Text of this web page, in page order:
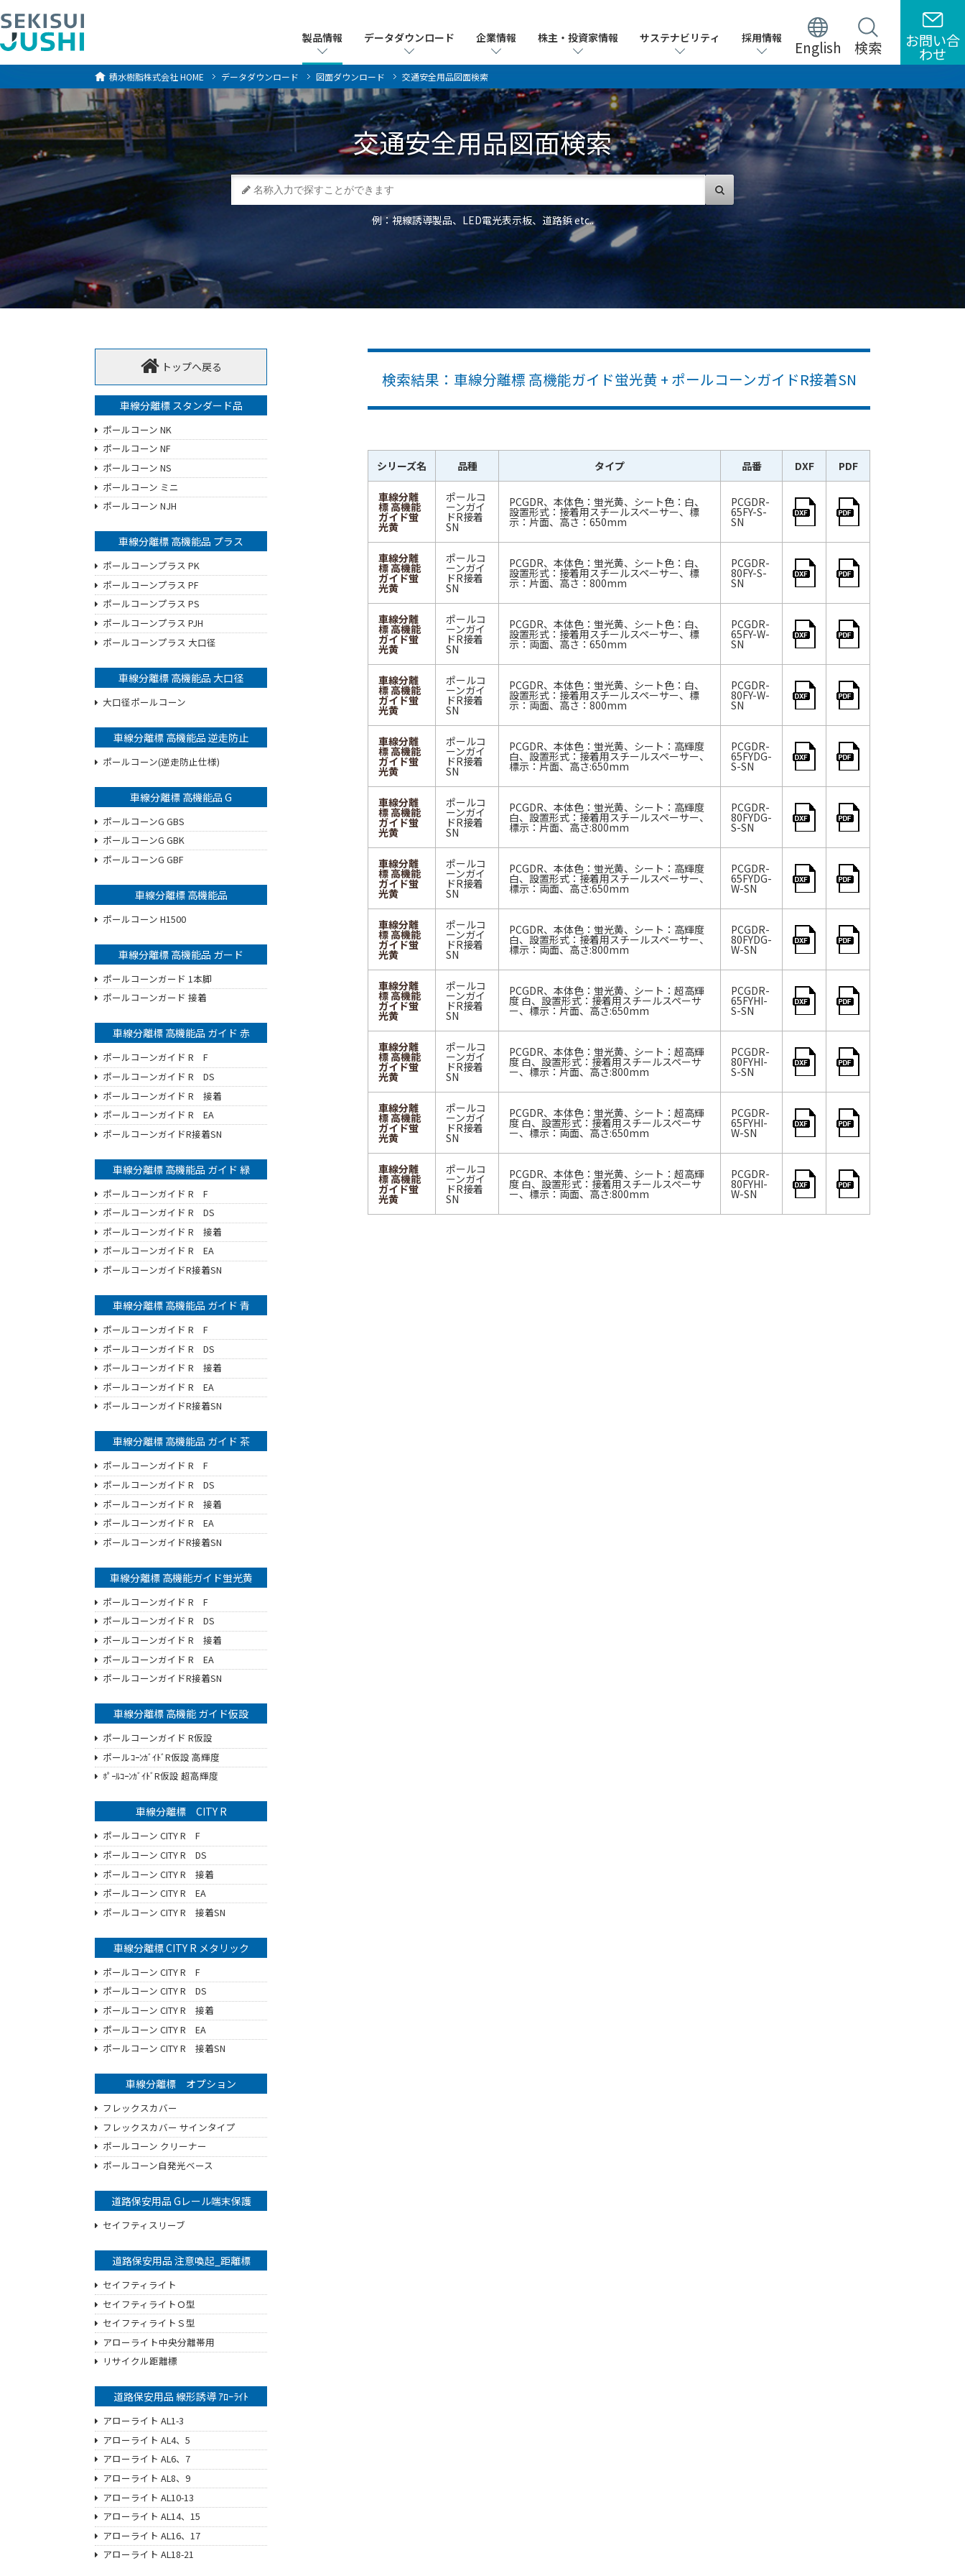
製品情報 データダウンロード 企業情報 株主・投資家情報 サステナビリティ 採用情報 English 検索 お問い合
わせ
製品情報 データダウンロード 企業情報 株主・投資家情報 サステナビリティ 採用情報 English 検索 お問い合
わせ
積水樹脂株式会社HOME データダウンロード 図面ダウンロード 交通安全用品図面検索
交通安全用品図面検索
例：視線誘導製品、LED電光表示板、道路鋲 etc..
検索結果：車線分離標 高機能ガイド蛍光黄 + ポールコーンガイドR接着SN
シリーズ名 品種 タイプ 品番 DXF PDF
車線分離
標 高機能
ガイド蛍
光黄
ポールコ
ーンガイ
ドR接着
SN
PCGDR、本体色：蛍光黄、シート色：白、
設置形式：接着用スチールスペーサー、標
示：片面、高さ：650mm
PCGDR-
65FY-S-
SN
車線分離
標 高機能
ガイド蛍
光黄
ポールコ
ーンガイ
ドR接着
SN
PCGDR、本体色：蛍光黄、シート色：白、
設置形式：接着用スチールスペーサー、標
示：片面、高さ：800mm
PCGDR-
80FY-S-
SN
車線分離
標 高機能
ガイド蛍
光黄
ポールコ
ーンガイ
ドR接着
SN
PCGDR、本体色：蛍光黄、シート色：白、
設置形式：接着用スチールスペーサー、標
示：両面、高さ：650mm
PCGDR-
65FY-W-
SN
車線分離
標 高機能
ガイド蛍
光黄
ポールコ
ーンガイ
ドR接着
SN
PCGDR、本体色：蛍光黄、シート色：白、
設置形式：接着用スチールスペーサー、標
示：両面、高さ：800mm
PCGDR-
80FY-W-
SN
車線分離
標 高機能
ガイド蛍
光黄
ポールコ
ーンガイ
ドR接着
SN
PCGDR、本体色：蛍光黄、シート：高輝度
白、設置形式：接着用スチールスペーサー、
標示：片面、高さ:650mm
PCGDR-
65FYDG-
S-SN
車線分離
標 高機能
ガイド蛍
光黄
ポールコ
ーンガイ
ドR接着
SN
PCGDR、本体色：蛍光黄、シート：高輝度
白、設置形式：接着用スチールスペーサー、
標示：片面、高さ:800mm
PCGDR-
80FYDG-
S-SN
車線分離
標 高機能
ガイド蛍
光黄
ポールコ
ーンガイ
ドR接着
SN
PCGDR、本体色：蛍光黄、シート：高輝度
白、設置形式：接着用スチールスペーサー、
標示：両面、高さ:650mm
PCGDR-
65FYDG-
W-SN
車線分離
標 高機能
ガイド蛍
光黄
ポールコ
ーンガイ
ドR接着
SN
PCGDR、本体色：蛍光黄、シート：高輝度
白、設置形式：接着用スチールスペーサー、
標示：両面、高さ:800mm
PCGDR-
80FYDG-
W-SN
車線分離
標 高機能
ガイド蛍
光黄
ポールコ
ーンガイ
ドR接着
SN
PCGDR、本体色：蛍光黄、シート：超高輝
度 白、設置形式：接着用スチールスペーサ
ー、標示：片面、高さ:650mm
PCGDR-
65FYHI-
S-SN
車線分離
標 高機能
ガイド蛍
光黄
ポールコ
ーンガイ
ドR接着
SN
PCGDR、本体色：蛍光黄、シート：超高輝
度 白、設置形式：接着用スチールスペーサ
ー、標示：片面、高さ:800mm
PCGDR-
80FYHI-
S-SN
車線分離
標 高機能
ガイド蛍
光黄
ポールコ
ーンガイ
ドR接着
SN
PCGDR、本体色：蛍光黄、シート：超高輝
度 白、設置形式：接着用スチールスペーサ
ー、標示：両面、高さ:650mm
PCGDR-
65FYHI-
W-SN
車線分離
標 高機能
ガイド蛍
光黄
ポールコ
ーンガイ
ドR接着
SN
PCGDR、本体色：蛍光黄、シート：超高輝
度 白、設置形式：接着用スチールスペーサ
ー、標示：両面、高さ:800mm
PCGDR-
80FYHI-
W-SN
トップへ戻る
車線分離標 スタンダード品
ポールコーン NK
ポールコーン NF
ポールコーン NS
ポールコーン ミニ
ポールコーン NJH
車線分離標 高機能品 プラス
ポールコーンプラス PK
ポールコーンプラス PF
ポールコーンプラス PS
ポールコーンプラス PJH
ポールコーンプラス 大口径
車線分離標 高機能品 大口径
大口径ポールコーン
車線分離標 高機能品 逆走防止
ポールコーン(逆走防止仕様)
車線分離標 高機能品 G
ポールコーンG GBS
ポールコーンG GBK
ポールコーンG GBF
車線分離標 高機能品
ポールコーン H1500
車線分離標 高機能品 ガード
ポールコーンガード 1本脚
ポールコーンガード 接着
車線分離標 高機能品 ガイド 赤
ポールコーンガイド R F
ポールコーンガイド R DS
ポールコーンガイド R 接着
ポールコーンガイド R EA
ポールコーンガイドR接着SN
車線分離標 高機能品 ガイド 緑
ポールコーンガイド R F
ポールコーンガイド R DS
ポールコーンガイド R 接着
ポールコーンガイド R EA
ポールコーンガイドR接着SN
車線分離標 高機能品 ガイド 青
ポールコーンガイド R F
ポールコーンガイド R DS
ポールコーンガイド R 接着
ポールコーンガイド R EA
ポールコーンガイドR接着SN
車線分離標 高機能品 ガイド 茶
ポールコーンガイド R F
ポールコーンガイド R DS
ポールコーンガイド R 接着
ポールコーンガイド R EA
ポールコーンガイドR接着SN
車線分離標 高機能ガイド蛍光黄
ポールコーンガイド R F
ポールコーンガイド R DS
ポールコーンガイド R 接着
ポールコーンガイド R EA
ポールコーンガイドR接着SN
車線分離標 高機能 ガイド仮設
ポールコーンガイド R仮設
ポールｺｰﾝｶﾞｲﾄﾞR仮設 高輝度
ﾎﾟｰﾙｺｰﾝｶﾞｲﾄﾞR仮設 超高輝度
車線分離標 CITY R
ポールコーン CITY R F
ポールコーン CITY R DS
ポールコーン CITY R 接着
ポールコーン CITY R EA
ポールコーン CITY R 接着SN
車線分離標 CITY R メタリック
ポールコーン CITY R F
ポールコーン CITY R DS
ポールコーン CITY R 接着
ポールコーン CITY R EA
ポールコーン CITY R 接着SN
車線分離標 オプション
フレックスカバー
フレックスカバー サインタイプ
ポールコーン クリーナー
ポールコーン自発光ベース
道路保安用品 Gレール端末保護
セイフティスリーブ
道路保安用品 注意喚起_距離標
セイフティライト
セイフティライトＯ型
セイフティライトＳ型
アローライト中央分離帯用
リサイクル距離標
道路保安用品 線形誘導 ｱﾛｰﾗｲﾄ
アローライト AL1-3
アローライト AL4、5
アローライト AL6、7
アローライト AL8、9
アローライト AL10-13
アローライト AL14、15
アローライト AL16、17
アローライト AL18-21